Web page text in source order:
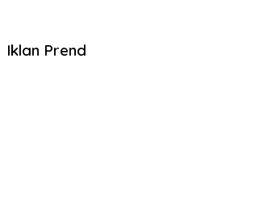
Iklan Prend